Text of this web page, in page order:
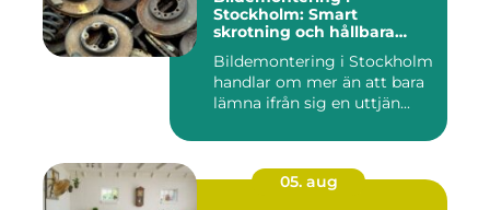
Stockholm: Smart
skrotning och hållbara
Bildemontering i Stockholm
handlar om mer än att bara
lämna ifrån sig en uttjän...
05. aug